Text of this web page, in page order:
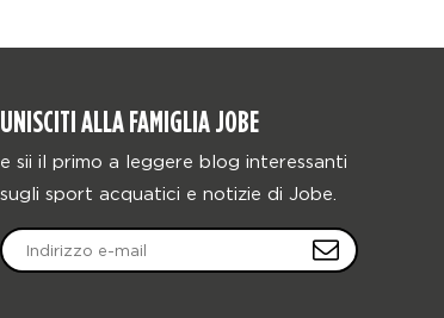
UNISCITI ALLA FAMIGLIA JOBE
e sii il primo a leggere blog interessanti
sugli sport acquatici e notizie di Jobe.